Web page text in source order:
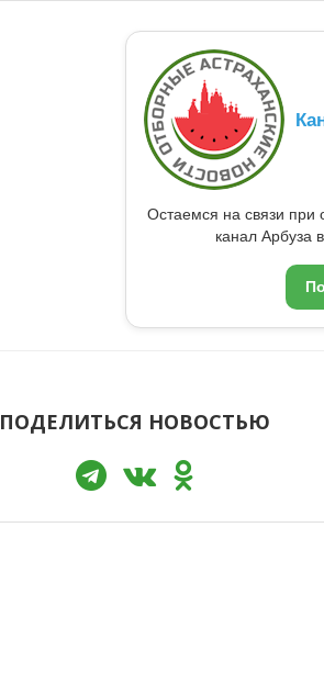
Остаемся на связи при
канал Арбуза
ПОДЕЛИТЬСЯ НОВОСТЬЮ